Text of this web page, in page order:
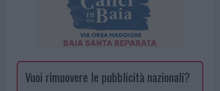
Vuoi rimuovere le pubblicità nazionali?